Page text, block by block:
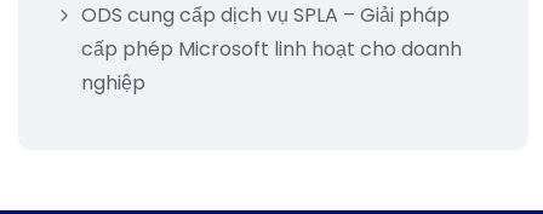
ODS cung cấp dịch vụ SPLA – Giải pháp
cấp phép Microsoft linh hoạt cho doanh
nghiệp